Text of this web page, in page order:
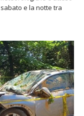
e la notte tra